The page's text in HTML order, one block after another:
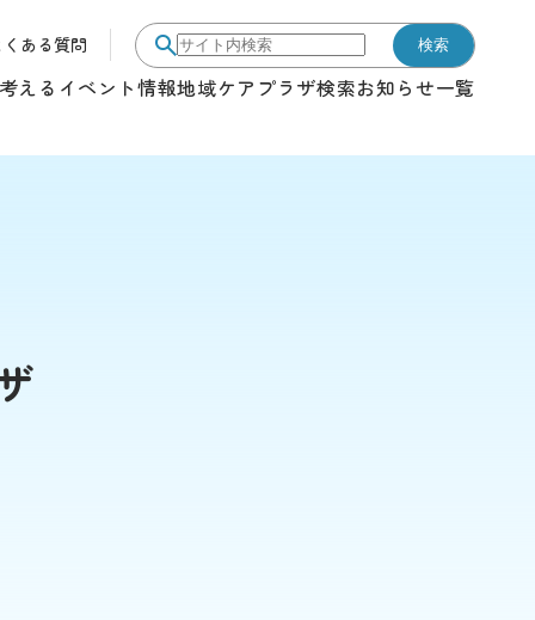
くある質問
サイト内検索
検索
える イベント情報地域ケアプラザ検索お知らせ一覧